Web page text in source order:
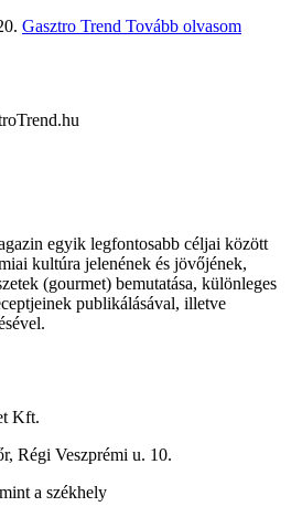
Gasztro Trend Tovább olvasom
egyik legfontosabb céljai között
kultúra jelenének és jövőjének,
(gourmet) bemutatása, különleges
publikálásával, illetve
Kft.
Régi Veszprémi u. 10.
a székhely